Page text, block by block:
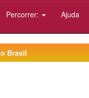
Percorrer: Ajuda
Brasil